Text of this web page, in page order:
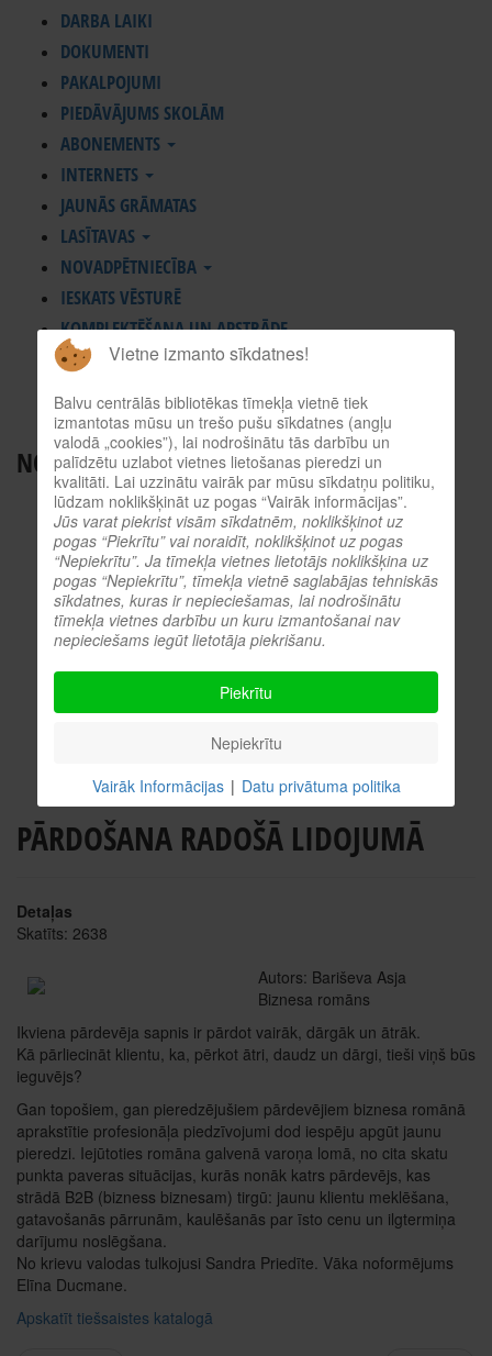
DARBA LAIKI
DOKUMENTI
PAKALPOJUMI
PIEDĀVĀJUMS SKOLĀM
ABONEMENTS
INTERNETS
JAUNĀS GRĀMATAS
LASĪTAVAS
NOVADPĒTNIECĪBA
IESKATS VĒSTURĒ
KOMPLEKTĒŠANA UN APSTRĀDE
KONTAKTI, REKVIZĪTI
ES INFORMĀCIJAS PUNKTS
NODERĪGI RESURSI
TIEŠSAISTES KATALOGS
KULTŪRVĒSTURES DATUBĀZE
MĒS ESAM POPULĀRI!
ATTĒLI NO PASĀKUMIEM
LNB DIGITĀLĀ BIBLIOTĒKA
KULTŪRA TĪMEKLĪ
PROFESIONĀLIE RESURSI
PĀRDOŠANA RADOŠĀ LIDOJUMĀ
Detaļas
Skatīts: 2638
Autors: Bariševa Asja
Biznesa romāns
Ikviena pārdevēja sapnis ir pārdot vairāk, dārgāk un ātrāk.
Kā pārliecināt klientu, ka, pērkot ātri, daudz un dārgi, tieši viņš būs
ieguvējs?
Gan topošiem, gan pieredzējušiem pārdevējiem biznesa romānā
aprakstītie profesionāļa piedzīvojumi dod iespēju apgūt jaunu
pieredzi. Iejūtoties romāna galvenā varoņa lomā, no cita skatu
punkta paveras situācijas, kurās nonāk katrs pārdevējs, kas
strādā B2B (bizness biznesam) tirgū: jaunu klientu meklēšana,
gatavošanās pārrunām, kaulēšanās par īsto cenu un ilgtermiņa
darījumu noslēgšana.
No krievu valodas tulkojusi Sandra Priedīte. Vāka noformējums
Elīna Ducmane.
Apskatīt tiešsaistes katalogā
Vietne izmanto sīkdatnes!
Balvu centrālās bibliotēkas tīmekļa vietnē tiek
izmantotas mūsu un trešo pušu sīkdatnes (angļu
valodā „cookies”), lai nodrošinātu tās darbību un
palīdzētu uzlabot vietnes lietošanas pieredzi un
kvalitāti. Lai uzzinātu vairāk par mūsu sīkdatņu politiku,
lūdzam noklikšķināt uz pogas “Vairāk informācijas”.
Jūs varat piekrist visām sīkdatnēm, noklikšķinot uz
pogas “Piekrītu” vai noraidīt, noklikšķinot uz pogas
“Nepiekrītu”. Ja tīmekļa vietnes lietotājs noklikšķina uz
pogas “Nepiekrītu”, tīmekļa vietnē saglabājas tehniskās
sīkdatnes, kuras ir nepieciešamas, lai nodrošinātu
tīmekļa vietnes darbību un kuru izmantošanai nav
nepieciešams iegūt lietotāja piekrišanu.
Piekrītu
Nepiekrītu
Vairāk Informācijas | Datu privātuma politika